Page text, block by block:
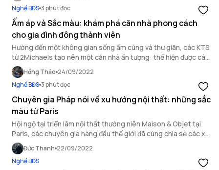
Nghề BĐS 3 phút đọc
Ấm áp và Sắc màu: khám phá căn nhà phong cách
cho gia đình đông thành viên
Hướng đến một không gian sống ấm cúng và thư giãn, các KTS
từ 2Michaels tạo nên một căn nhà ấn tượng: thể hiện được cá
tính, đồng thời cũng đảm bảo sự thoải mái cho những giây phút
nghỉ ngơi.
Hồng Thảo 24/09/2022
Nghề BĐS 3 phút đọc
Chuyên gia Pháp nói về xu hướng nội thất: những sắc
màu từ Paris
Hội ngộ tại triển lãm nội thất thường niên Maison & Objet tại
Paris, các chuyên gia hàng đầu thế giới đã cùng chia sẻ các xu
hướng dự đoán cho năm 2023 sắp tới. Đây chắc chắn sẽ là 5
điều bạn không thể bỏ lỡ nếu đang lên kế hoạch trang trí lại căn
nhà thân yêu của mình!
Đức Thanh 22/09/2022
Nghề BĐS